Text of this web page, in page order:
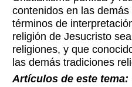
contenidos en las
términos de
religión de Jesucristo
religiones, y que
las demás tradiciones
Artículos de este tema: